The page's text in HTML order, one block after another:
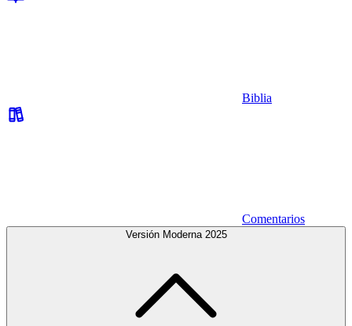
Biblia
Comentarios
Versión Moderna 2025